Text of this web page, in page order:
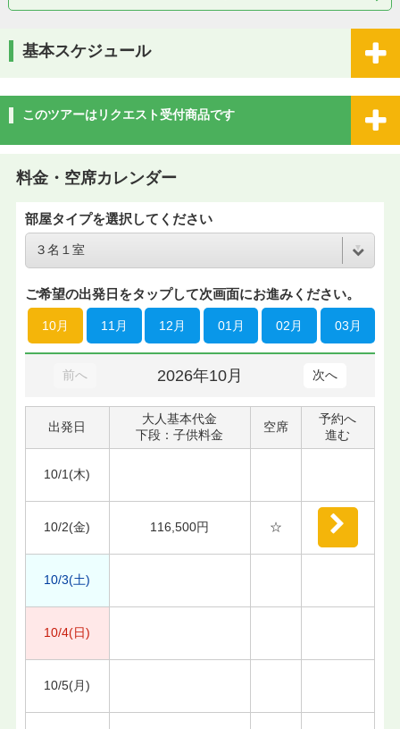
基本スケジュール
このツアーはリクエスト受付商品です
料金・空席カレンダー
部屋タイプを選択してください
ご希望の出発日をタップして次画面にお進みください。
10月 11月 12月 01月 02月 03月
前へ 2026年10月 次へ
出発日
大人基本代金
下段：子供料金
空席
予約へ
進む
10/1(木)
10/2(金) 116,500円 ☆
10/3(土)
10/4(日)
10/5(月)